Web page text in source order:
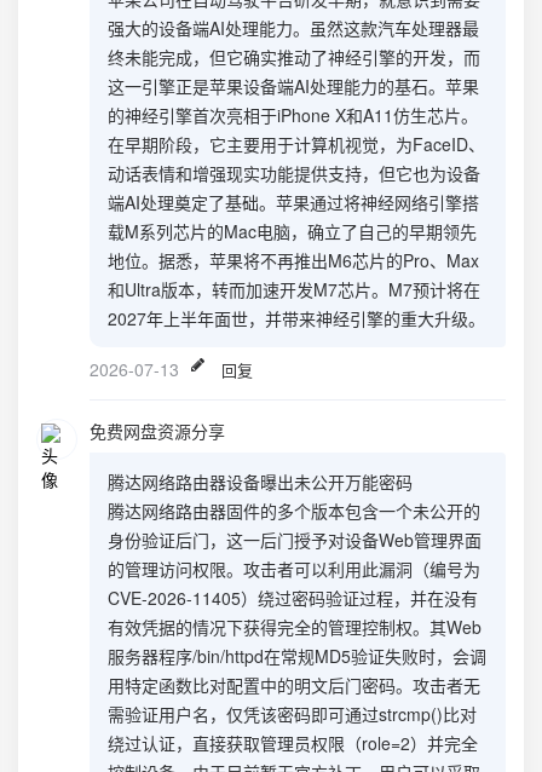
强大的设备端AI处理能力。虽然这款汽车处理器最
终未能完成，但它确实推动了神经引擎的开发，而
这一引擎正是苹果设备端AI处理能力的基石。苹果
的神经引擎首次亮相于iPhone X和A11仿生芯片。
在早期阶段，它主要用于计算机视觉，为FaceID、
动话表情和增强现实功能提供支持，但它也为设备
端AI处理奠定了基础。苹果通过将神经网络引擎搭
载M系列芯片的Mac电脑，确立了自己的早期领先
地位。据悉，苹果将不再推出M6芯片的Pro、Max
和Ultra版本，转而加速开发M7芯片。M7预计将在
2027年上半年面世，并带来神经引擎的重大升级。
2026-07-13 回复
免费网盘资源分享
腾达网络路由器设备曝出未公开万能密码
腾达网络路由器固件的多个版本包含一个未公开的
身份验证后门，这一后门授予对设备Web管理界面
的管理访问权限。攻击者可以利用此漏洞（编号为
CVE-2026-11405）绕过密码验证过程，并在没有
有效凭据的情况下获得完全的管理控制权。其Web
服务器程序/bin/httpd在常规MD5验证失败时，会调
用特定函数比对配置中的明文后门密码。攻击者无
需验证用户名，仅凭该密码即可通过strcmp()比对
绕过认证，直接获取管理员权限（role=2）并完全